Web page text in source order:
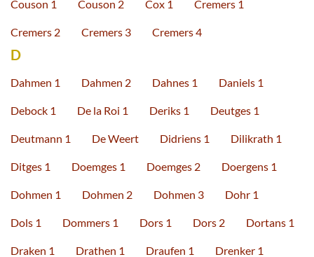
Couson 1 Couson 2 Cox 1 Cremers 1
Cremers 2 Cremers 3 Cremers 4
D
Dahmen 1 Dahmen 2 Dahnes 1 Daniels 1
Debock 1 De la Roi 1 Deriks 1 Deutges 1
Deutmann 1 De Weert Didriens 1 Dilikrath 1
Ditges 1 Doemges 1 Doemges 2 Doergens 1
Dohmen 1 Dohmen 2 Dohmen 3 Dohr 1
Dols 1 Dommers 1 Dors 1 Dors 2 Dortans 1
Draken 1 Drathen 1 Draufen 1 Drenker 1